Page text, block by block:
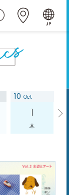
10 Oct
1
木